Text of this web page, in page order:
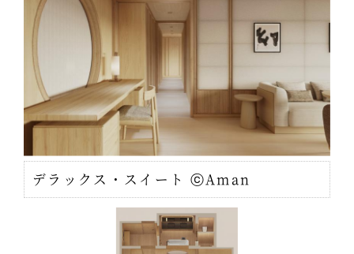
デラックス・スイート ⓒAman